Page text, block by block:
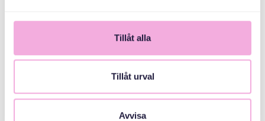
Tillåt alla
Tillåt urval
Avvisa
1